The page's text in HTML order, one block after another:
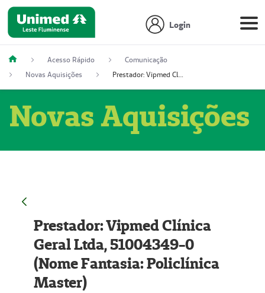
Login
Acesso Rápido
Comunicação
Novas Aquisições
Prestador: Vipmed Clínica Geral Ltda, 51004349-0 (Nome Fantasia: Policlínica Master)
Novas Aquisições
Prestador: Vipmed Clínica
Geral Ltda, 51004349-0
(Nome Fantasia: Policlínica
Master)